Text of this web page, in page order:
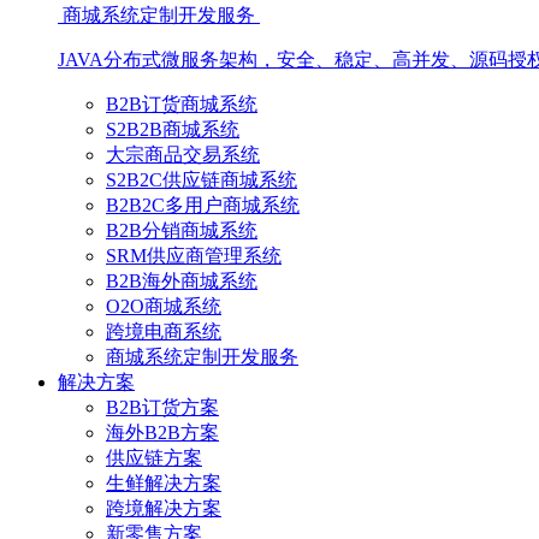
商城系统定制开发服务
JAVA分布式微服务架构，安全、稳定、高并发、源码授
B2B订货商城系统
S2B2B商城系统
大宗商品交易系统
S2B2C供应链商城系统
B2B2C多用户商城系统
B2B分销商城系统
SRM供应商管理系统
B2B海外商城系统
O2O商城系统
跨境电商系统
商城系统定制开发服务
解决方案
B2B订货方案
海外B2B方案
供应链方案
生鲜解决方案
跨境解决方案
新零售方案